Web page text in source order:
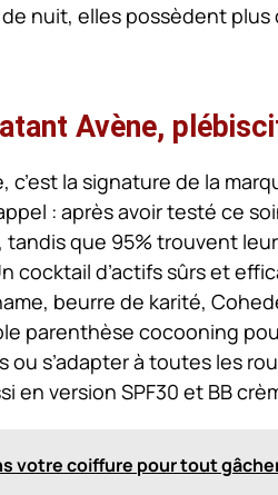
nuit, elles possèdent plus
Avène,
c’est la signature de la
: après avoir testé ce
que 95% trouvent
cocktail d’actifs sûrs et
beurre de karité,
parenthèse cocooning
ou s’adapter à toutes les
en version SPF30 et BB
votre coiffure pour tout